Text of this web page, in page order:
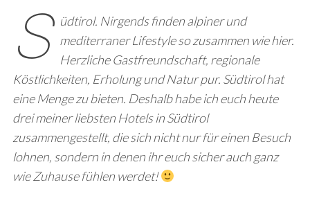
S
üdtirol. Nirgends finden alpiner und
mediterraner Lifestyle so zusammen wie hier.
Herzliche Gastfreundschaft, regionale
Köstlichkeiten, Erholung und Natur pur. Südtirol hat
eine Menge zu bieten. Deshalb habe ich euch heute
drei meiner liebsten Hotels in Südtirol
zusammengestellt, die sich nicht nur für einen Besuch
lohnen, sondern in denen ihr euch sicher auch ganz
wie Zuhause fühlen werdet!